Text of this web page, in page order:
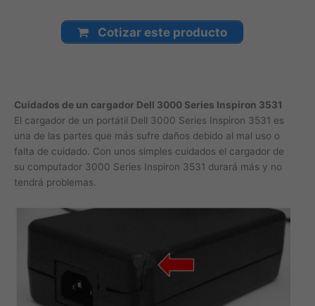
Cotizar este producto
Cuidados de un cargador Dell 3000 Series Inspiron 3531
El cargador de un portátil Dell 3000 Series Inspiron 3531 es
una de las partes que más sufre daños debido al mal uso o
falta de cuidado. Con unos simples cuidados el cargador de
su computador 3000 Series Inspiron 3531 durará más y no
tendrá problemas.